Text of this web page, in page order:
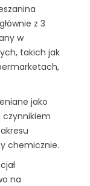
z 3
w
takich jak
jako
chemicznie.
na